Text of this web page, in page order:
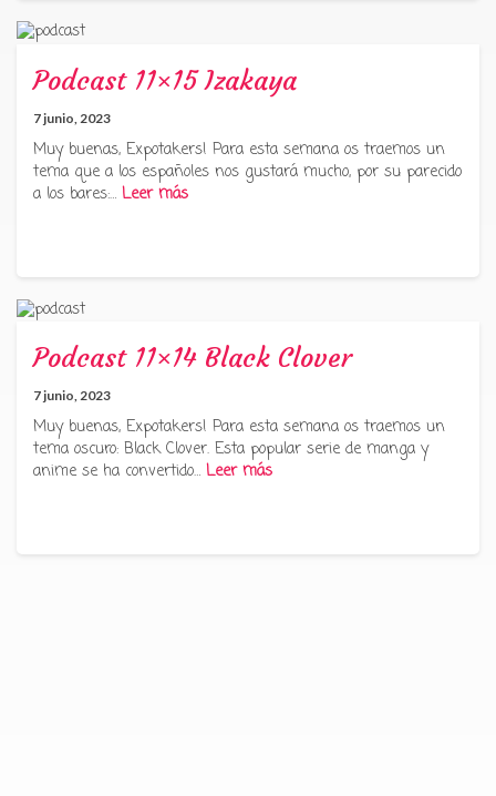
Podcast 11×15 Izakaya
7 junio, 2023
Muy buenas, Expotakers! Para esta semana os traemos un
tema que a los españoles nos gustará mucho, por su parecido
a los bares:… Leer más
Podcast 11×14 Black Clover
7 junio, 2023
Muy buenas, Expotakers! Para esta semana os traemos un
tema oscuro: Black Clover. Esta popular serie de manga y
anime se ha convertido… Leer más